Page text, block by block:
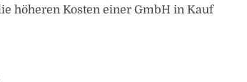
höheren Kosten einer GmbH in Kauf